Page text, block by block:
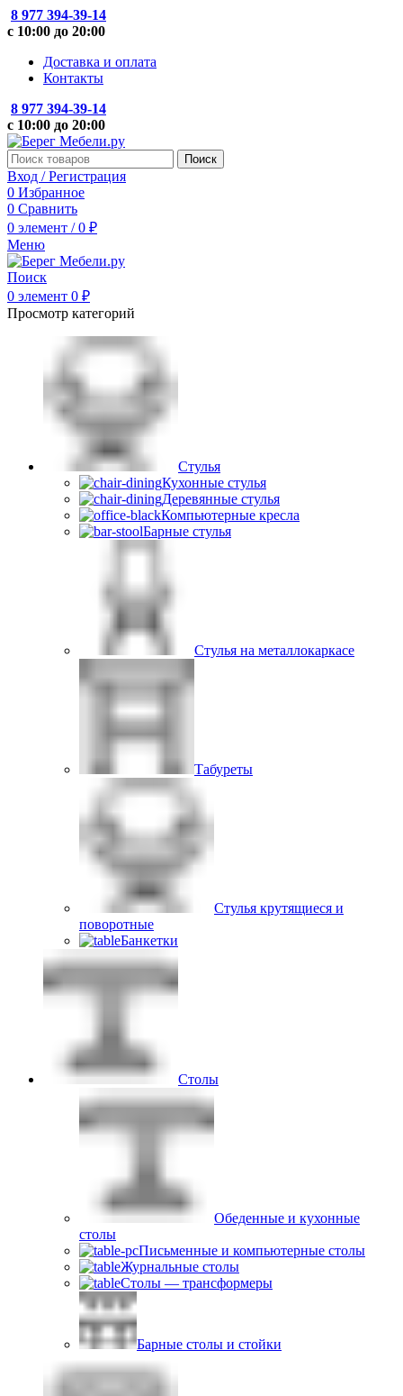
8 977 394-39-14
с 10:00 до 20:00
Доставка и оплата
Контакты
8 977 394-39-14
с 10:00 до 20:00
Поиск
Вход / Регистрация
0 Избранное
0 Сравнить
0 элемент / 0 ₽
Меню
Поиск
0 элемент 0 ₽
Просмотр категорий
Стулья
Кухонные стулья
Деревянные стулья
Компьютерные кресла
Барные стулья
Стулья на металлокаркасе
Табуреты
Стулья крутящиеся и
поворотные
Банкетки
Столы
Обеденные и кухонные
столы
Письменные и компьютерные столы
Журнальные столы
Столы — трансформеры
Барные столы и стойки